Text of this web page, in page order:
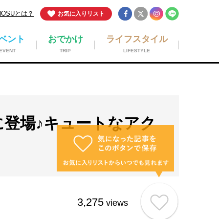
お気に入りリスト
とは？
ライフスタイル
LIFESTYLE
おでかけ
TRIP
ント
場♪キュートなアク
3,275 views